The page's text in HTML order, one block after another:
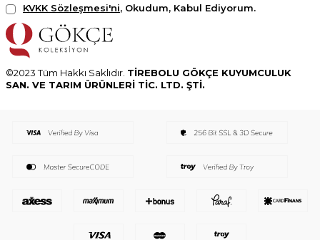
KVKK Sözleşmesi'ni, Okudum, Kabul Ediyorum.
©2023 Tüm Hakkı Saklıdır. TİREBOLU GÖKÇE KUYUMCULUK
SAN. VE TARIM ÜRÜNLERİ TİC. LTD. ŞTİ.